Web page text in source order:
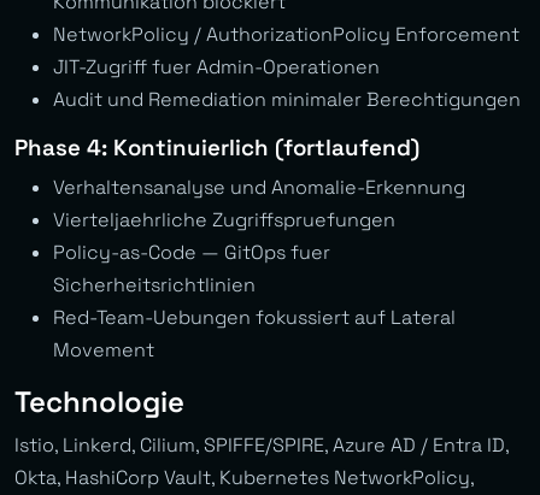
NetworkPolicy / AuthorizationPolicy Enforcement
JIT-Zugriff fuer Admin-Operationen
Audit und Remediation minimaler Berechtigungen
Phase 4: Kontinuierlich (fortlaufend)
Verhaltensanalyse und Anomalie-Erkennung
Vierteljaehrliche Zugriffspruefungen
Policy-as-Code — GitOps fuer
Sicherheitsrichtlinien
Red-Team-Uebungen fokussiert auf Lateral
Movement
Technologie
Istio, Linkerd, Cilium, SPIFFE/SPIRE, Azure AD / Entra ID,
Okta, HashiCorp Vault, Kubernetes NetworkPolicy,